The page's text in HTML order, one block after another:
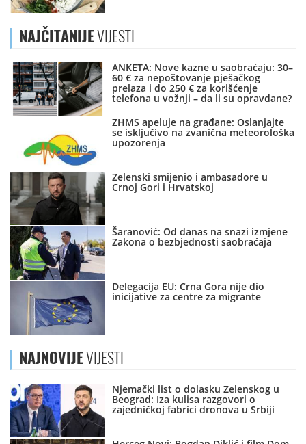
NAJČITANIJEVIJESTI
ANKETA: Nove kazne u saobraćaju: 30–
60 € za nepoštovanje pješačkog
prelaza i do 250 € za korišćenje
telefona u vožnji – da li su opravdane?
ZHMS apeluje na građane: Oslanjajte
se isključivo na zvanična meteorološka
upozorenja
Zelenski smijenio i ambasadore u
Crnoj Gori i Hrvatskoj
Šaranović: Od danas na snazi izmjene
Zakona o bezbjednosti saobraćaja
Delegacija EU: Crna Gora nije dio
inicijative za centre za migrante
NAJNOVIJEVIJESTI
Njemački list o dolasku Zelenskog u
Beograd: Iza kulisa razgovori o
zajedničkoj fabrici dronova u Srbiji